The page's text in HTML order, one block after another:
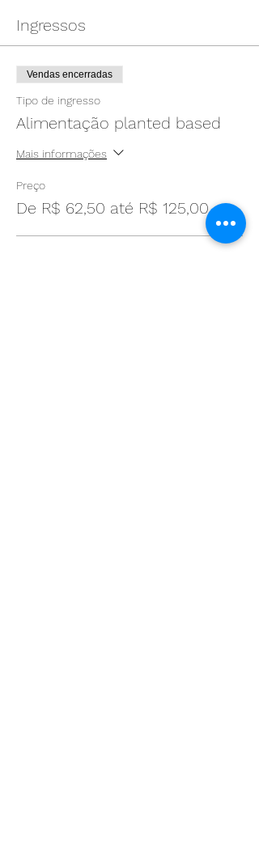
Ingressos
Vendas encerradas
Tipo de ingresso
Alimentação planted based
Mais informações
Preço
De R$ 62,50 até R$ 125,00